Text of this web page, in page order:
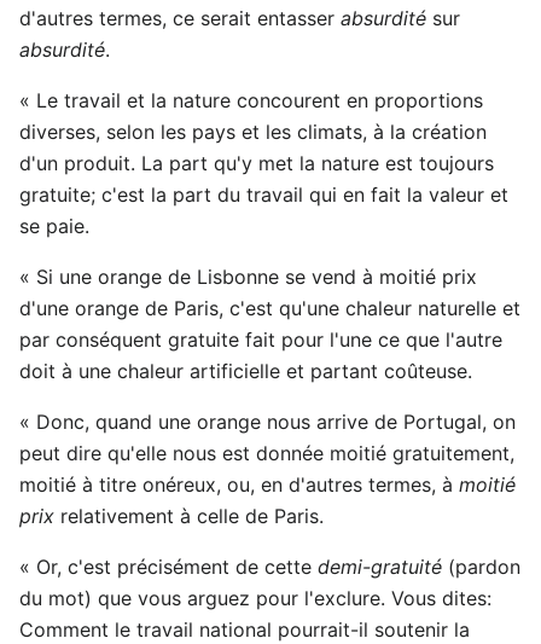
d'autres termes, ce serait entasser absurdité sur
absurdité.
« Le travail et la nature concourent en proportions
diverses, selon les pays et les climats, à la création
d'un produit. La part qu'y met la nature est toujours
gratuite; c'est la part du travail qui en fait la valeur et
se paie.
« Si une orange de Lisbonne se vend à moitié prix
d'une orange de Paris, c'est qu'une chaleur naturelle et
par conséquent gratuite fait pour l'une ce que l'autre
doit à une chaleur artificielle et partant coûteuse.
« Donc, quand une orange nous arrive de Portugal, on
peut dire qu'elle nous est donnée moitié gratuitement,
moitié à titre onéreux, ou, en d'autres termes, à moitié
prix relativement à celle de Paris.
« Or, c'est précisément de cette demi-gratuité (pardon
du mot) que vous arguez pour l'exclure. Vous dites:
Comment le travail national pourrait-il soutenir la